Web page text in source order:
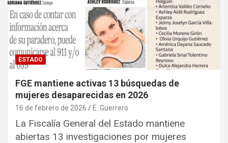
ESTADO
FGE mantiene activas 13 búsquedas de
mujeres desaparecidas en 2026
16 de febrero de 2026 E. Guerrero
La Fiscalía General del Estado mantiene
abiertas 13 investigaciones por mujeres